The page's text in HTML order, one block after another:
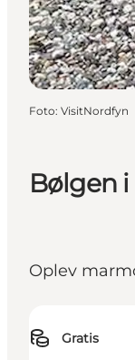
Bølgen
Oplev
Gratis
Foto: VisitNordfyn